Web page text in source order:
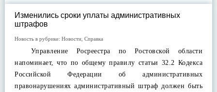
Изменились сроки уплаты административных
штрафов
Новость в рубрике: Новости Справка
Управление Росреестра по Ростовской области
напоминает, что по общему правилу статьи 32.2 Кодекса
Российской Федерации об административных
правонарушениях административный штраф должен быть